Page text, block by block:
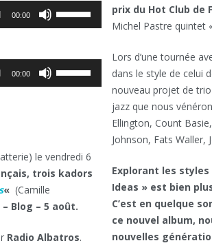
00:00
haut/bas
pour
volume.
00:00
le vendredi 6
trois kadors
« (Camille
Blog – 5 août.
Radio Albatros.
prix du Hot Club de
Michel Pastre quintet
Lors d’une tournée
dans le style de celui
nouveau projet de trio
jazz que nous
Ellington, Count
Johnson, Fats Waller,
Explorant les
Ideas » est bien
C’est en quelque
ce nouvel album,
nouvelles